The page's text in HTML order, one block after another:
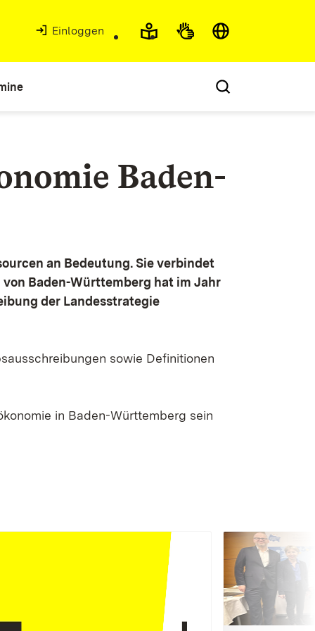
Einloggen
Baden-
an Bedeutung. Sie verbindet
Baden-Württemberg hat im Jahr
der Landesstrategie
sowie Definitionen
in Baden-Württemberg sein